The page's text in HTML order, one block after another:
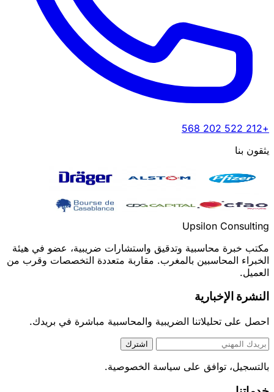
+212 522 202 568
يثقون بنا
Upsilon Consulting
مكتب خبرة محاسبية وتدقيق واستشارات ضريبية، عضو في هيئة
الخبراء المحاسبين بالمغرب. مقاربة متعددة التخصصات وقرب من
العميل.
النشرة الإخبارية
احصل على تحليلاتنا الضريبية والمحاسبية مباشرة في بريدك.
اشترك
بالتسجيل، توافق على سياسة الخصوصية.